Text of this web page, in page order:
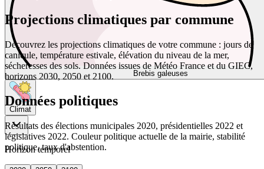
Brebis galeuses
Climat
Horizon temporel
Projections climatiques par commune
Découvrez les projections climatiques de votre commune : jours de
canicule, température estivale, élévation du niveau de la mer,
sécheresses des sols. Données issues de Météo France et du GIEC,
horizons 2030, 2050 et 2100.
Données politiques
Résultats des élections municipales 2020, présidentielles 2022 et
législatives 2022. Couleur politique actuelle de la mairie, stabilité
politique, taux d'abstention.